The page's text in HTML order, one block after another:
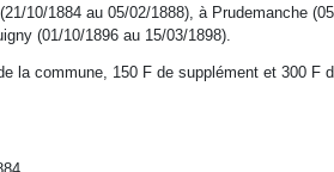
10/1884 au 05/02/1888), à Prudemanche
(01/10/1896 au 15/03/1898).
la commune, 150 F de supplément et 300 F